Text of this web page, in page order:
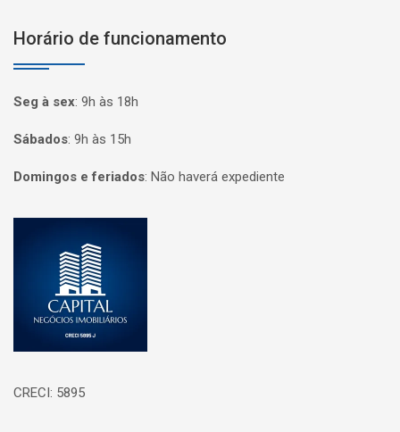
Horário de funcionamento
Seg à sex: 9h às 18h
Sábados: 9h às 15h
Domingos e feriados: Não haverá expediente
CRECI: 5895